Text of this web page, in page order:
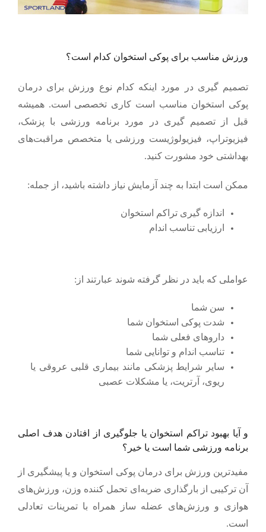
ورزش مناسب برای پوکی استخوان کدام است؟
تصمیم گیری در مورد اینکه کدام نوع ورزش برای درمان
پوکی استخوان مناسب است کاری تخصصی است. همیشه
قبل از تصمیم گیری در مورد برنامه ورزشی با پزشک،
فیزیوتراپ، فیزیولوژیست ورزشی یا متخصص مراقبت‌های
بهداشتی خود مشورت کنید.
ممکن است ابتدا به چند آزمایش نیاز داشته باشید، از جمله:
اندازه گیری تراکم استخوان
ارزیابی تناسب اندام
عواملی که باید در نظر گرفته شوند عبارتند از:
سن شما
شدت پوکی استخوان شما
داروهای فعلی شما
تناسب اندام و توانایی شما
سایر شرایط پزشکی مانند بیماری قلبی عروقی یا
ریوی، آرتریت، یا مشکلات عصبی
و آیا بهبود تراکم استخوان یا جلوگیری از افتادن هدف اصلی
برنامه ورزشی شما است یا خیر؟
مفیدترین ورزش برای درمان پوکی استخوان و یا پیشگیری از
آن ترکیبی از بارگذاری ضربه‌ای تحمل کننده وزن، ورزش‌های
هوازی و ورزش‌های عضله ساز همراه با تمرینات تعادلی
است.